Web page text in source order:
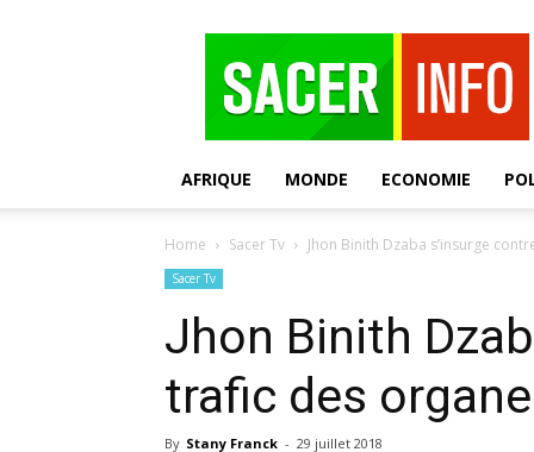
AFRIQUE MONDE ECONOMIE
Home Sacer Tv Jhon Binith Dzaba s’insurge
Sacer Tv
Jhon Binith
trafic des
By Stany Franck - 29 juillet 2018